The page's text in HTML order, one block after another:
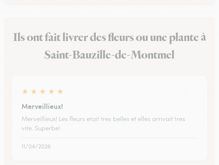
Ils ont fait livrer des fleurs ou une plante à
Saint-Bauzille-de-Montmel
★ ★ ★ ★ ★
Merveillieux!
Merveillieux! Les fleurs etait tres belles et elles arrivait tres
vite. Superbe!
11/04/2026